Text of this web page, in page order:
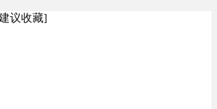
议收藏]